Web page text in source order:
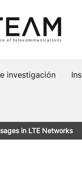
investigación
in LTE Networks